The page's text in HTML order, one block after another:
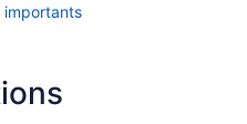
importants